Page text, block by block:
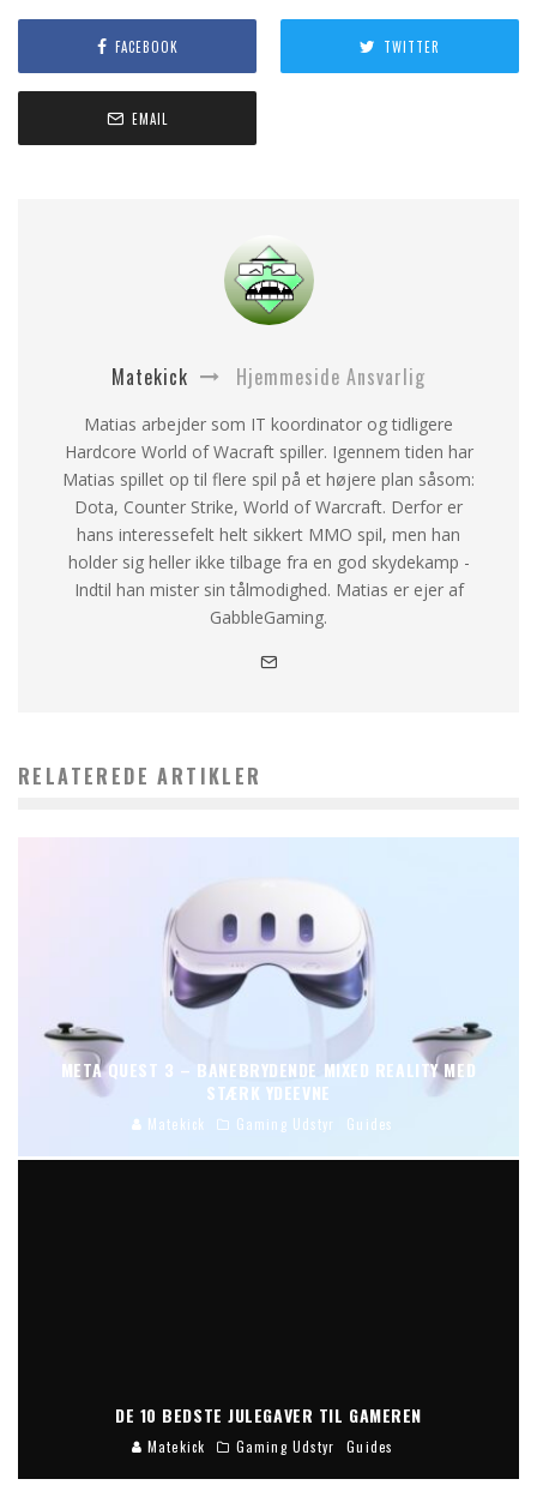
FACEBOOK TWITTER
EMAIL
Matekick Hjemmeside Ansvarlig
Matias arbejder som IT koordinator og tidligere
Hardcore World of Wacraft spiller. Igennem tiden har
Matias spillet op til flere spil på et højere plan såsom:
Dota, Counter Strike, World of Warcraft. Derfor er
hans interessefelt helt sikkert MMO spil, men han
holder sig heller ikke tilbage fra en god skydekamp -
Indtil han mister sin tålmodighed. Matias er ejer af
GabbleGaming.
RELATEREDE ARTIKLER
META QUEST 3 – BANEBRYDENDE MIXED REALITY MED
STÆRK YDEEVNE
Matekick Gaming Udstyr Guides
DE 10 BEDSTE JULEGAVER TIL GAMEREN
Matekick Gaming Udstyr Guides